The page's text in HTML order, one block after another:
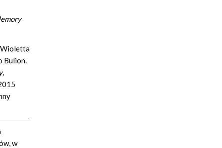
Wioletta
Bulion.
,
w